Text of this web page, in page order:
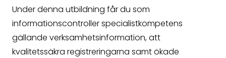
Under denna utbildning får du som
informationscontroller specialistkompetens
gällande verksamhetsinformation, att
kvalitetssäkra registreringarna samt ökade